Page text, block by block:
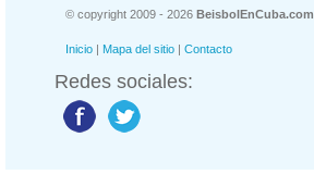
© copyright 2009 - 2026 BeisbolEnCuba.com
Inicio | Mapa del sitio | Contacto
Redes sociales: